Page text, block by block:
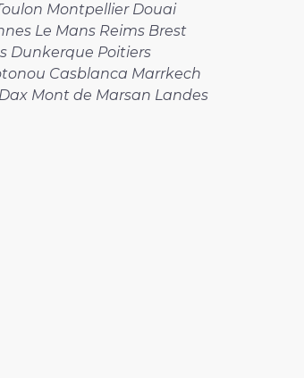
Montpellier Douai
Le Mans Reims Brest
Dunkerque Poitiers
Casblanca Marrkech
Mont de Marsan Landes